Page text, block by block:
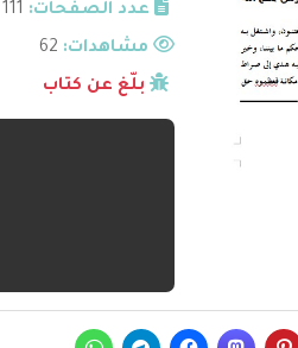
عدد الصفحات: 111
مشاهدات:
بلّغ عن كتاب